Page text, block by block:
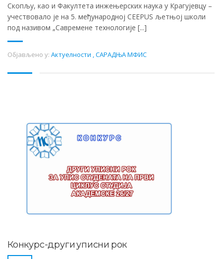
Скопљу, као и Факултета инжењерских наука у Крагујевцу –
учествовало је на 5. међународној CEEPUS љетњој школи
под називом „Савремене технологије [...]
Објављено у: Актуелности САРАДЊА МФИС
Конкурс-други уписни рок